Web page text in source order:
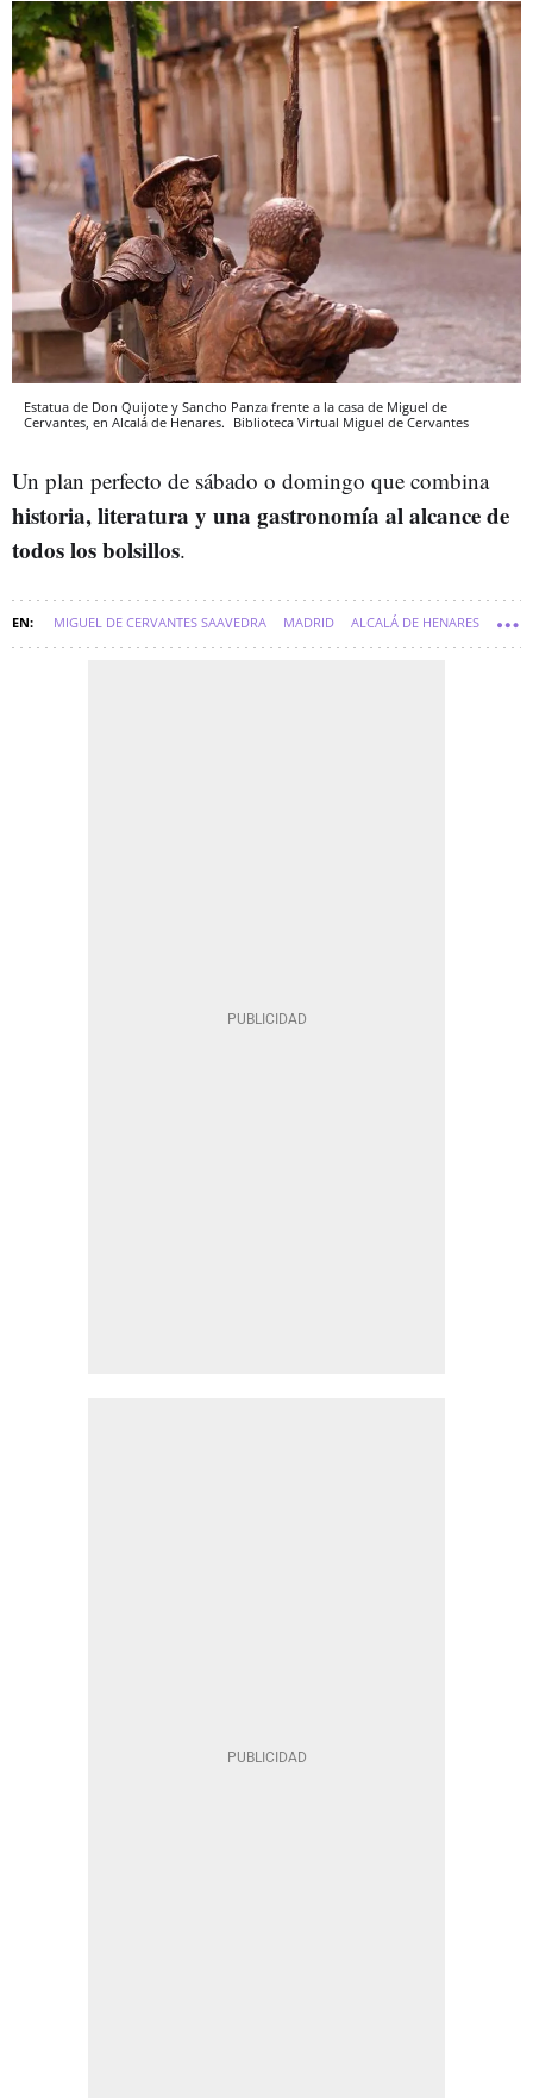
Estatua de Don Quijote y Sancho Panza frente a la casa de Miguel de
Cervantes, en Alcalá de Henares. Biblioteca Virtual Miguel de Cervantes
Un plan perfecto de sábado o domingo que combina
historia, literatura y una gastronomía al alcance de
todos los bolsillos.
MIGUEL DE CERVANTES SAAVEDRA MADRID ALCALÁ DE HENARES